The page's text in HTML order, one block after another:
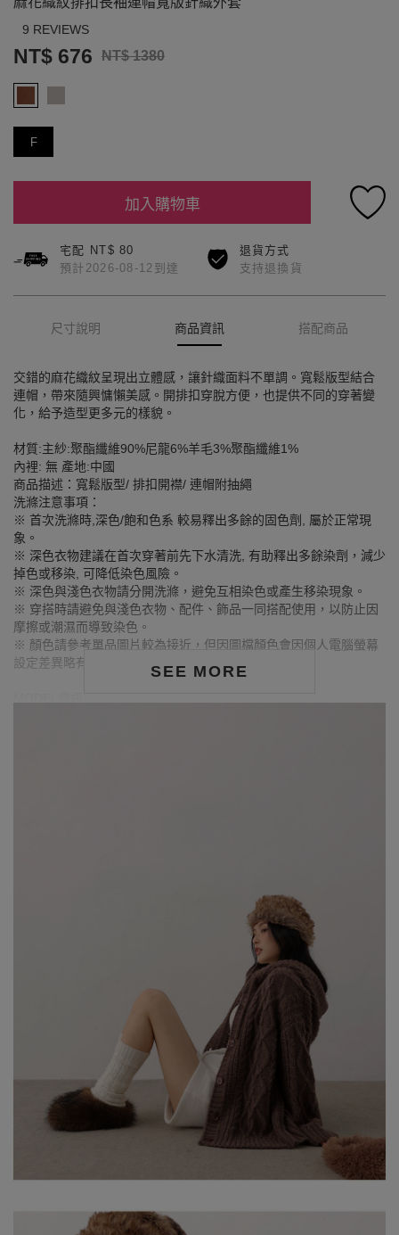
9 REVIEWS
NT$ 676 NT$ 1380
F
加入購物車
宅配 NT$ 80
預計2026-08-12到達
退貨方式
支持退換貨
尺寸說明 商品資訊 搭配商品
SEE MORE
交錯的麻花織紋呈現出立體感，讓針織面料不單調。寬鬆版型結合
連帽，帶來隨興慵懶美感。開排扣穿脫方便，也提供不同的穿著變
化，給予造型更多元的樣貌。
材質:主紗:聚酯纖維90%尼龍6%羊毛3%聚酯纖維1%
內裡: 無 產地:中國
商品描述：寬鬆版型/ 排扣開襟/ 連帽附抽繩
洗滌注意事項：
※ 首次洗滌時,深色/飽和色系 較易釋出多餘的固色劑, 屬於正常現
象。
※ 深色衣物建議在首次穿著前先下水清洗, 有助釋出多餘染劑，減少
掉色或移染, 可降低染色風險。
※ 深色與淺色衣物請分開洗滌，避免互相染色或產生移染現象。
※ 穿搭時請避免與淺色衣物、配件、飾品一同搭配使用，以防止因
摩擦或潮濕而導致染色。
※ 顏色請參考單品圖片較為接近，但因圖檔顏色會因個人電腦螢幕
設定差異略有不同，請以實際商品顏色為準。